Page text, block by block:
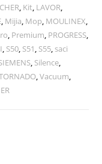
, Kit, LAVOR,
, Mijia, Mop, MOULINEX,
, Premium, PROGRESS,
, S50, S51, S55, saci
, Silence,
,Vacuum,